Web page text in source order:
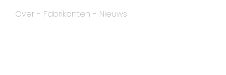
Over - Fabrikanten - Nieuws